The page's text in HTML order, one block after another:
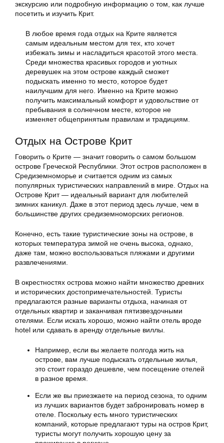
экскурсию или подробную информацию о том, как лучше
посетить и изучить Крит.
В любое время года отдых на Крите является
самым идеальным местом для тех, кто хочет
избежать зимы и насладиться красотой этого места.
Среди множества красивых городов и уютных
деревушек на этом острове каждый сможет
подыскать именно то место, которое будет
наилучшим для него. Именно на Крите можно
получить максимальный комфорт и удовольствие от
пребывания в солнечном месте, которое не
изменяет общепринятым правилам и традициям.
Отдых на Острове Крит
Говорить о Крите — значит говорить о самом большом
острове Греческой Республики. Этот остров расположен в
Средиземноморье и считается одним из самых
популярных туристических направлений в мире. Отдых на
Острове Крит — идеальный вариант для любителей
зимних каникул. Даже в этот период здесь лучше, чем в
большинстве других средиземноморских регионов.
Конечно, есть такие туристические зоны на острове, в
которых температура зимой не очень высока, однако,
даже там, можно воспользоваться пляжами и другими
развлечениями.
В окрестностях острова можно найти множество древних
и исторических достопримечательностей. Туристы
предлагаются разные варианты отдыха, начиная от
отдельных квартир и заканчивая пятизвездочными
отелями. Если искать хорошо, можно найти отель вроде
hotel или сдавать в аренду отдельные виллы.
Например, если вы желаете полгода жить на
острове, вам лучше подыскать отдельные жилья,
это стоит гораздо дешевле, чем посещение отелей
в разное время.
Если же вы приезжаете на период сезона, то одним
из лучших вариантов будет забронировать номер в
отеле. Поскольку есть много туристических
компаний, которые предлагают туры на остров Крит,
туристы могут получить хорошую цену за